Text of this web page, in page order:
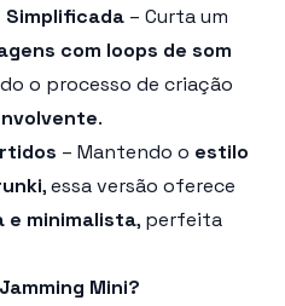
Simplificada – Curta um
com loops de som
o processo de criação
.
– Mantendo o estilo
, essa versão oferece
e minimalista, perfeita
Mini?